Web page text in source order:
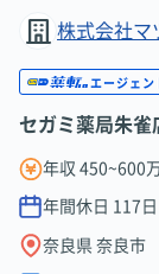
株式会社マ
エージェン
セガミ薬局朱雀
年収 450~600
年間休日 117 日
奈良県 奈良市